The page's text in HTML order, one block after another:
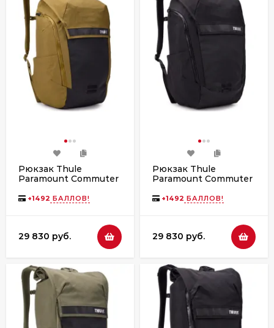
Рюкзак Thule
Paramount Commuter
+1492 БАЛЛОВ!
29 830 руб.
Рюкзак Thule
Paramount Commuter
+1492 БАЛЛОВ!
29 830 руб.